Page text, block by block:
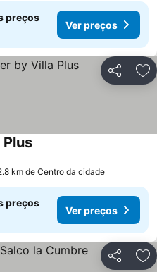
preços
Ver preços
Partilhar
km de Centro da cidade
preços
Ver preços
Partilhar